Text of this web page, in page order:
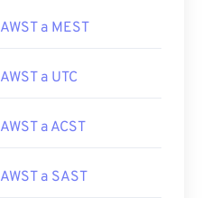
AWST a MEST
AWST a UTC
AWST a ACST
AWST a SAST